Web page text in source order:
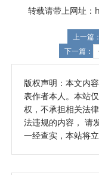
转载请带上网址
上一篇：
下一篇：
版权声明：本文内
表作者本人。本站
权，不承担相关法
法违规的内容， 请
一经查实，本站将立